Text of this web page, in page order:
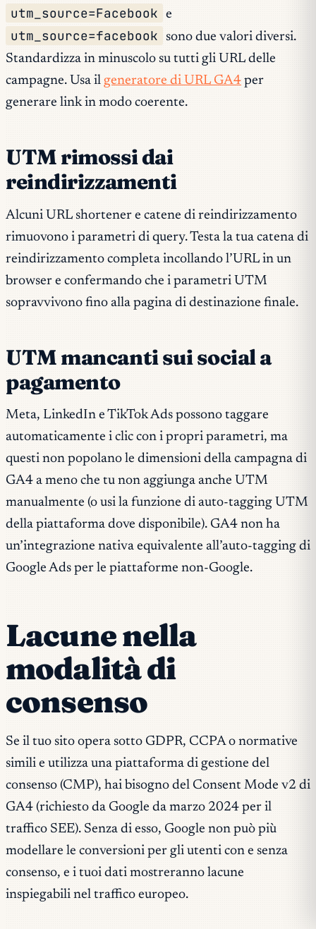
utm_source=Facebook e
utm_source=facebook
sono due valori diversi.
Standardizza in minuscolo su tutti gli URL delle
campagne. Usa il generatore di URL GA4 per
generare link in modo coerente.
UTM rimossi dai
reindirizzamenti
Alcuni URL shortener e catene di reindirizzamento
rimuovono i parametri di query. Testa la tua catena di
reindirizzamento completa incollando l’URL in un
browser e confermando che i parametri UTM
sopravvivono fino alla pagina di destinazione finale.
UTM mancanti sui social a
pagamento
Meta, LinkedIn e TikTok Ads possono taggare
automaticamente i clic con i propri parametri, ma
questi non popolano le dimensioni della campagna di
GA4 a meno che tu non aggiunga anche UTM
manualmente (o usi la funzione di auto-tagging UTM
della piattaforma dove disponibile). GA4 non ha
un’integrazione nativa equivalente all’auto-tagging di
Google Ads per le piattaforme non-Google.
Lacune nella
modalità di
consenso
Se il tuo sito opera sotto GDPR, CCPA o normative
simili e utilizza una piattaforma di gestione del
consenso (CMP), hai bisogno del Consent Mode v2 di
GA4 (richiesto da Google da marzo 2024 per il
traffico SEE). Senza di esso, Google non può più
modellare le conversioni per gli utenti con e senza
consenso, e i tuoi dati mostreranno lacune
inspiegabili nel traffico europeo.